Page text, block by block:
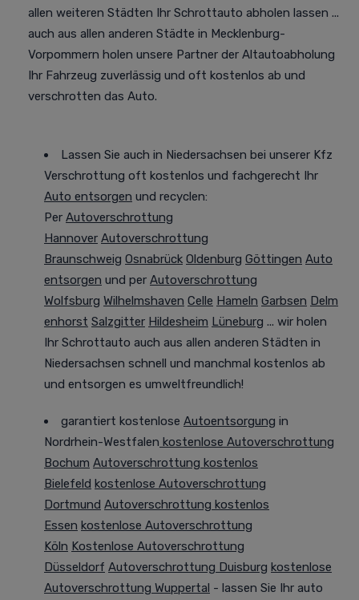
allen weiteren Städten Ihr Schrottauto abholen lassen ...
auch aus allen anderen Städte in Mecklenburg-
Vorpommern holen unsere Partner der Altautoabholung
Ihr Fahrzeug zuverlässig und oft kostenlos ab und
verschrotten das Auto.
Lassen Sie auch in Niedersachsen bei unserer Kfz
Verschrottung oft kostenlos und fachgerecht Ihr
Auto entsorgen und recyclen:
Per Autoverschrottung
Hannover Autoverschrottung
Braunschweig Osnabrück Oldenburg Göttingen Auto
entsorgen und per Autoverschrottung
Wolfsburg Wilhelmshaven Celle Hameln Garbsen Delm
enhorst Salzgitter Hildesheim Lüneburg ... wir holen
Ihr Schrottauto auch aus allen anderen Städten in
Niedersachsen schnell und manchmal kostenlos ab
und entsorgen es umweltfreundlich!
garantiert kostenlose Autoentsorgung in
Nordrhein-Westfalen kostenlose Autoverschrottung
Bochum Autoverschrottung kostenlos
Bielefeld kostenlose Autoverschrottung
Dortmund Autoverschrottung kostenlos
Essen kostenlose Autoverschrottung
Köln Kostenlose Autoverschrottung
Düsseldorf Autoverschrottung Duisburg kostenlose
Autoverschrottung Wuppertal - lassen Sie Ihr auto